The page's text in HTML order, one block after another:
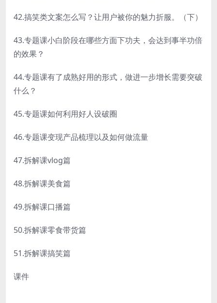
42.搞笑类文案怎么写？让用户被你的魅力折服。（下）
43.专题课小白阶段在哪些方面下功夫，会达到事半功倍
的效果？
44.专题课有了成熟好用的形式，做进一步增长需要突破
什么？
45.专题课如何利用好人设破圈
46.专题课变现产品梳理以及如何做流量
47.拆解课vlog篇
48.拆解课美食篇
49.拆解课口播篇
50.拆解课零食带货篇
51.拆解课搞笑篇
课件